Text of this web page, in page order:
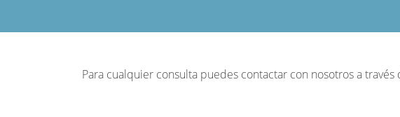
Para cualquier consulta puedes contactar con nosotros a